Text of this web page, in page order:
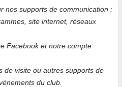
nos supports de communication :
site internet, réseaux
Facebook et notre compte
de visite ou autres supports de
du club.